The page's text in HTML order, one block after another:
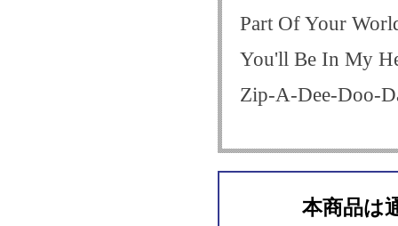
Part Of Your
You'll Be In My
Zip-A-Dee-Doo-
本商品は